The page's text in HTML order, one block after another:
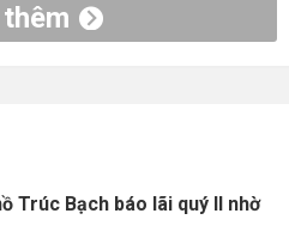
Trúc Bạch báo lãi quý II nhờ